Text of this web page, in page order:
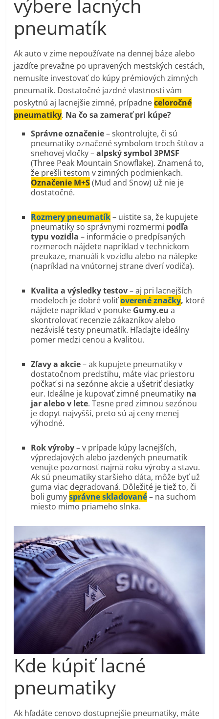
výbere lacných
pneumatík
Ak auto v zime nepoužívate na dennej báze alebo
jazdíte prevažne po upravených mestských cestách,
nemusíte investovať do kúpy prémiových zimných
pneumatík. Dostatočné jazdné vlastnosti vám
poskytnú aj lacnejšie zimné, prípadneceloročné
pneumatiky. Na čo sa zamerať pri kúpe?
Správne označenie– skontrolujte, či sú
pneumatiky označené symbolom troch štítov a
snehovej vločky –alpský symbol 3PMSF
(Three Peak Mountain Snowflake). Znamená to,
že prešli testom v zimných podmienkach.
Označenie M+S(Mud and Snow) už nie je
dostatočné.
Rozmery pneumatík – uistite sa, že kupujete
pneumatiky so správnymi rozmermi podľa
typu vozidla– informácie o predpísaných
rozmeroch nájdete napríklad v technickom
preukaze, manuáli k vozidlu alebo na nálepke
(napríklad na vnútornej strane dverí vodiča).
Kvalita a výsledky testov– aj pri lacnejších
modeloch je dobré voliťoverené značky, ktoré
nájdete napríklad v ponuke Gumy.eu a
skontrolovať recenzie zákazníkov alebo
nezávislé testy pneumatík. Hľadajte ideálny
pomer medzi cenou a kvalitou.
Zľavy a akcie– ak kupujete pneumatiky v
dostatočnom predstihu, máte viac priestoru
počkať si na sezónne akcie a ušetriť desiatky
eur. Ideálne je kupovať zimné pneumatiky na
jar alebo v lete. Tesne pred zimnou sezónou
je dopyt najvyšší, preto sú aj ceny menej
výhodné.
Rok výroby– v prípade kúpy lacnejších,
výpredajových alebo jazdených pneumatík
venujte pozornosť najmä roku výroby a stavu.
Ak sú pneumatiky staršieho dáta, môže byť už
guma viac degradovaná. Dôležité je tiež to, či
boli gumy správne skladované– na suchom
miesto mimo priameho slnka.
Kde kúpiť lacné
pneumatiky
Ak hľadáte cenovo dostupnejšie pneumatiky, máte